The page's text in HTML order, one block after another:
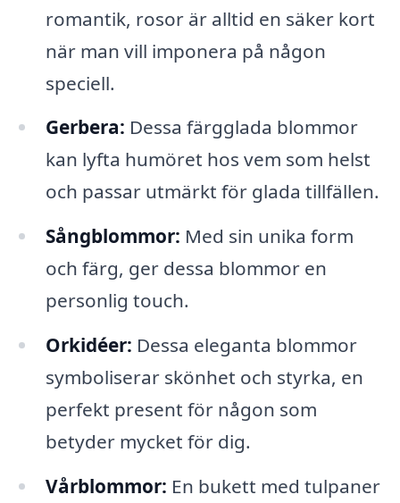
romantik, rosor är alltid en säker kort
när man vill imponera på någon
speciell.
Gerbera: Dessa färgglada blommor
kan lyfta humöret hos vem som helst
och passar utmärkt för glada tillfällen.
Sångblommor: Med sin unika form
och färg, ger dessa blommor en
personlig touch.
Orkidéer: Dessa eleganta blommor
symboliserar skönhet och styrka, en
perfekt present för någon som
betyder mycket för dig.
Vårblommor: En bukett med tulpaner